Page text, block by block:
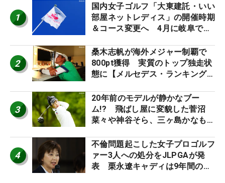
1
国内女子ゴルフ「大東建託・いい
部屋ネットレディス」の開催時期
＆コース変更へ 4月に岐阜で開
2
桑木志帆が海外メジャー制覇で
800pt獲得 実質のトップ独走状
態に【メルセデス・ランキング番
3
20年前のモデルが静かなブー
ム!? 飛ばし屋に変貌した菅沼
菜々や神谷そら、三ヶ島かなも使
ロたちの“飛ばしギア”】
4
不倫問題起こした女子プロゴルフ
ァー3人への処分をJLPGAが発
表 栗永遼キャディは9年間の立